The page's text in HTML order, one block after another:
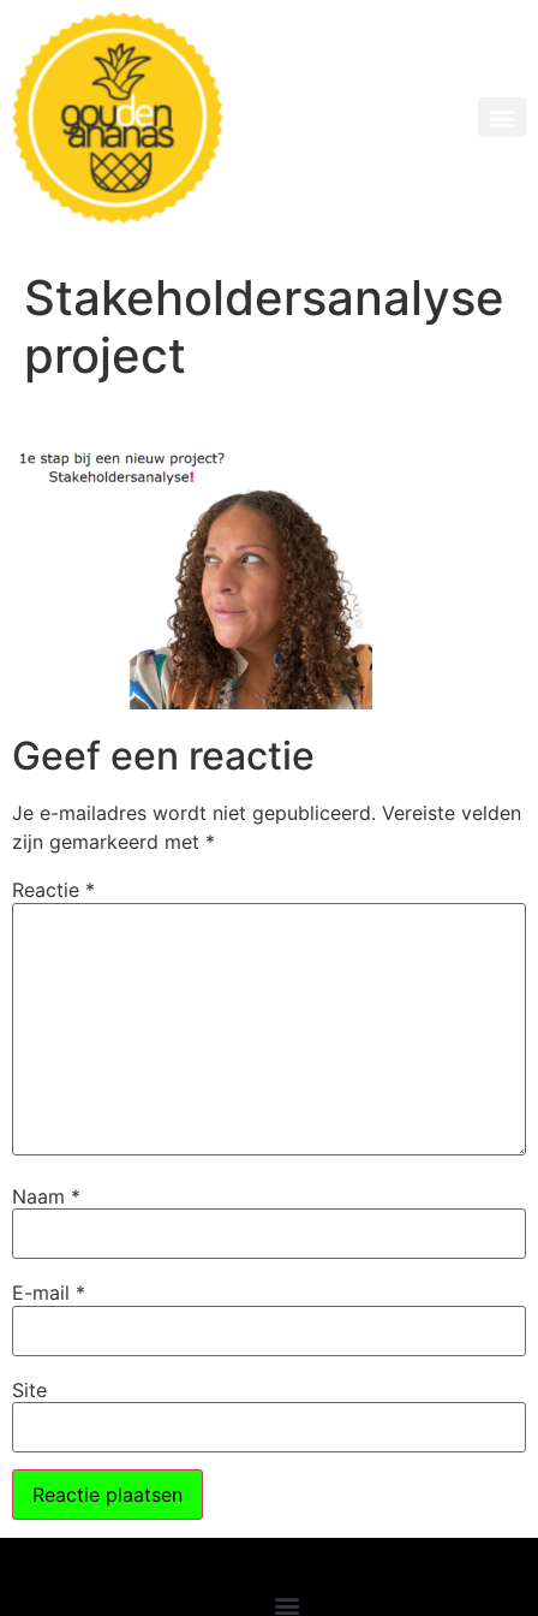
Stakeholdersanalyse
project
Geef een reactie
Je e-mailadres wordt niet gepubliceerd. Vereiste velden
zijn gemarkeerd met *
Reactie *
Naam *
E-mail *
Site